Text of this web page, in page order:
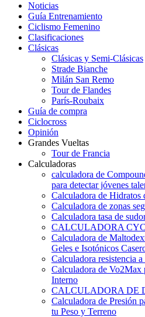
Noticias
Guía Entrenamiento
Ciclismo Femenino
Clasificaciones
Clásicas
Clásicas y Semi-Clásicas
Strade Bianche
Milán San Remo
Tour de Flandes
París-Roubaix
Guía de compra
Ciclocross
Opinión
Grandes Vueltas
Tour de Francia
Calculadoras
calculadora de
para detectar jóvenes
Calculadora de Hidratos
Calculadora de zonas
Calculadora tasa de
CALCULADORA
Calculadora de
Geles e Isotónicos
Calculadora resistencia
Calculadora de
Interno
CALCULADORA DE
Calculadora de Presión
tu Peso y Terreno